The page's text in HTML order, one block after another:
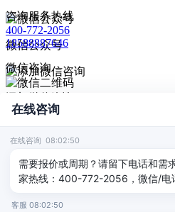
微信公众号
© 2026深圳市德恺检测有限公司
2025393459号-1
咨询服务热线
400-772-2056
18588887646
微信咨询
扫码添加微信咨询
给我回电
在线咨询
在线咨询 08:02:50
需要报价或周期？请留下电话和需
家热线：400-772-2056，微信/
客服 08:02:50